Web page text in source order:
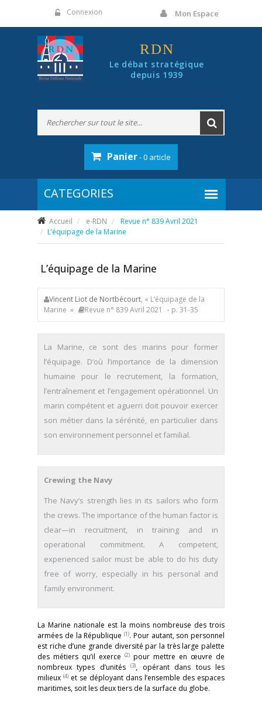
Connexion Mon Espace
RDN
Le débat stratégique
depuis 1939
Panier- 0 article
Accueil e-RDN
Revue n° 839 Avril 2021
L’équipage de la Marine
L’équipage de la Marine
Vincent Liot de Nortbécourt, « L’équipage de la
Marine »
Revue n° 839 Avril 2021 - p. 31-35
La Marine, ce sont des marins pour former
l’équipage. D’où l’importance de la dimension
humaine pour le recrutement, la formation,
l’entraînement et l’engagement opérationnel. Un
marin compétent et aguerri doit pouvoir exercer
son métier dans la sérénité, en particulier dans
son environnement personnel et familial.
Crewing the Navy
The Navy’s strength lies in its sailors who form
the crews. The importance of the human factor is
clear—in recruitment, in training and in
operational commitment. A competent,
experienced sailor must be able to do his duty
free of worry, especially in his personal and
family environment.
La Marine nationale est la moins nombreuse des trois
armées de la République (1). Pour autant, son personnel
est riche d’une grande diversité par la très large palette
des métiers qu’il exerce (2) pour mettre en œuvre de
nombreux types d’unités(3), opérant dans tous les
milieux (4) et se déployant dans l’ensemble des espaces
maritimes, soit les deux tiers de la surface du globe.